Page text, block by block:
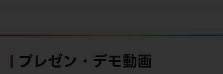
プレゼン・デモ動画